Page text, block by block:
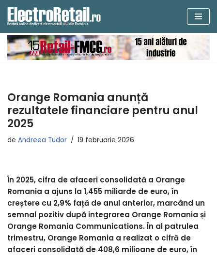
Sari
la
conținut
Orange Romania anunță
rezultatele financiare pentru anul
2025
de Andreea Tudor 19 februarie 2026
În 2025, cifra de afaceri consolidată a Orange
Romania a ajuns la 1,455 miliarde de euro, în
creștere cu 2,9% față de anul anterior, marcând un
semnal pozitiv după integrarea Orange Romania și
Orange Romania Communications. În al patrulea
trimestru, Orange Romania a realizat o cifră de
afaceri consolidată de 408,6 milioane de euro, în